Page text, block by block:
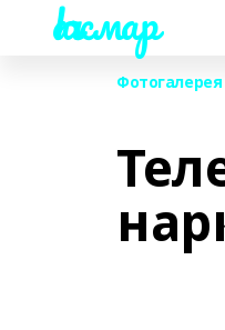
Һаҡмар
Фотогалерея